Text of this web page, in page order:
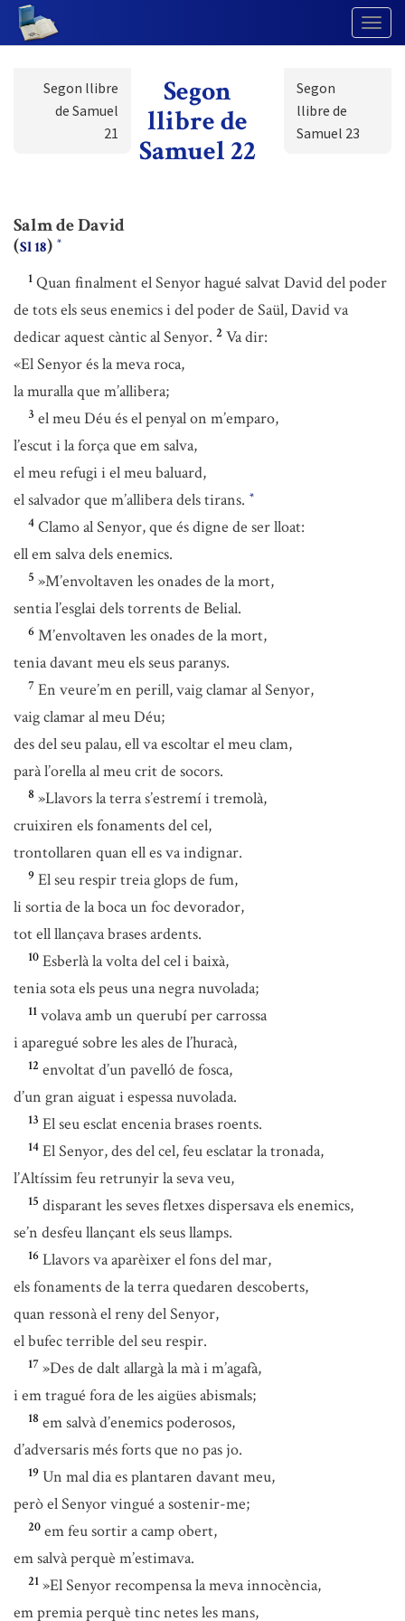
Segon llibre
de Samuel
21
Segon
llibre de
Samuel 22
Segon
llibre de
Samuel 23
Salm de David
(Sl 18) *
1 Quan finalment el Senyor hagué salvat David del poder
de tots els seus enemics i del poder de Saül, David va
dedicar aquest càntic al Senyor. 2 Va dir:
«El Senyor és la meva roca,
la muralla que m’allibera;
3 el meu Déu és el penyal on m’emparo,
l’escut i la força que em salva,
el meu refugi i el meu baluard,
el salvador que m’allibera dels tirans. *
4 Clamo al Senyor, que és digne de ser lloat:
ell em salva dels enemics.
5 »M’envoltaven les onades de la mort,
sentia l’esglai dels torrents de Belial.
6 M’envoltaven les onades de la mort,
tenia davant meu els seus paranys.
7 En veure’m en perill, vaig clamar al Senyor,
vaig clamar al meu Déu;
des del seu palau, ell va escoltar el meu clam,
parà l’orella al meu crit de socors.
8 »Llavors la terra s’estremí i tremolà,
cruixiren els fonaments del cel,
trontollaren quan ell es va indignar.
9 El seu respir treia glops de fum,
li sortia de la boca un foc devorador,
tot ell llançava brases ardents.
10 Esberlà la volta del cel i baixà,
tenia sota els peus una negra nuvolada;
11 volava amb un querubí per carrossa
i aparegué sobre les ales de l’huracà,
12 envoltat d’un pavelló de fosca,
d’un gran aiguat i espessa nuvolada.
13 El seu esclat encenia brases roents.
14 El Senyor, des del cel, feu esclatar la tronada,
l’Altíssim feu retrunyir la seva veu,
15 disparant les seves fletxes dispersava els enemics,
se’n desfeu llançant els seus llamps.
16 Llavors va aparèixer el fons del mar,
els fonaments de la terra quedaren descoberts,
quan ressonà el reny del Senyor,
el bufec terrible del seu respir.
17 »Des de dalt allargà la mà i m’agafà,
i em tragué fora de les aigües abismals;
18 em salvà d’enemics poderosos,
d’adversaris més forts que no pas jo.
19 Un mal dia es plantaren davant meu,
però el Senyor vingué a sostenir-me;
20 em feu sortir a camp obert,
em salvà perquè m’estimava.
21 »El Senyor recompensa la meva innocència,
em premia perquè tinc netes les mans,